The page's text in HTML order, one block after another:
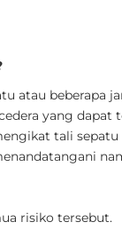
atau beberapa
yang dapat
tali
risiko tersebut.